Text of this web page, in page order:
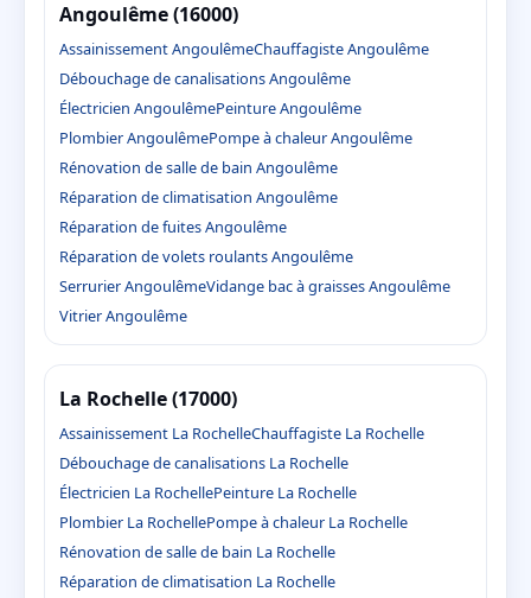
Angoulême (16000)
Assainissement AngoulêmeChauffagiste Angoulême
Débouchage de canalisations Angoulême
Électricien AngoulêmePeinture Angoulême
Plombier AngoulêmePompe à chaleur Angoulême
Rénovation de salle de bain Angoulême
Réparation de climatisation Angoulême
Réparation de fuites Angoulême
Réparation de volets roulants Angoulême
Serrurier AngoulêmeVidange bac à graisses Angoulême
Vitrier Angoulême
La Rochelle (17000)
Assainissement La RochelleChauffagiste La Rochelle
Débouchage de canalisations La Rochelle
Électricien La RochellePeinture La Rochelle
Plombier La RochellePompe à chaleur La Rochelle
Rénovation de salle de bain La Rochelle
Réparation de climatisation La Rochelle